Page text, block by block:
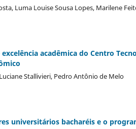
Luma Louise Sousa Lopes, Marilene
acadêmica do Centro
Stallivieri, Pedro Antônio de Melo
universitários bacharéis e o